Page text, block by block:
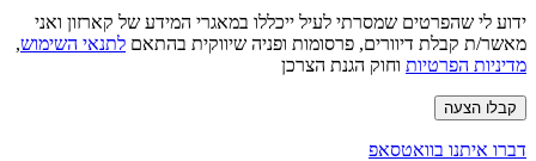
ידוע לי שהפרטים שמסרתי לעיל ייכללו במאגרי המידע של קארזון ואני
מאשר/ת קבלת דיוורים, פרסומות ופניה שיווקית בהתאם לתנאי השימוש,
מדיניות הפרטיות וחוק הגנת הצרכן
קבלו הצעה
דברו איתנו בוואטסאפ